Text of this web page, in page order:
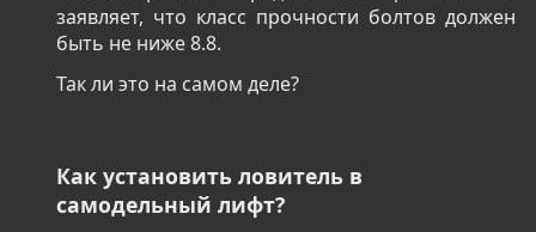
заявляет, что класс прочности болтов должен
быть не ниже 8.8.
Так ли это на самом деле?
Как установить ловитель в
самодельный лифт?